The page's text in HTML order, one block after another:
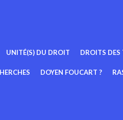
UNITÉ(S) DU DROIT DROITS DES
DOYEN FOUCART ?